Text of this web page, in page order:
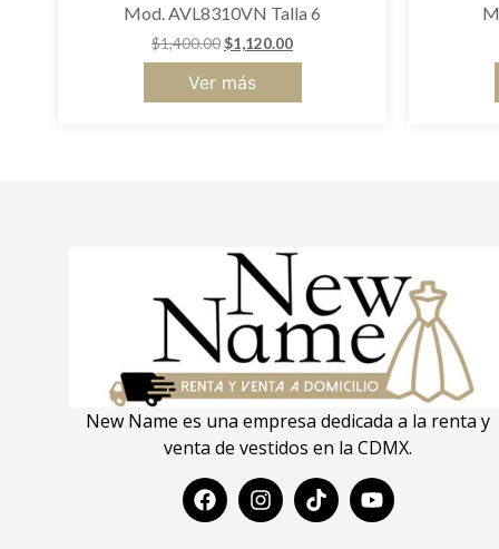
Mod. AVL8310VN Talla 6
$1,400.00$1,120.00
Ver más
New Name es una empresa dedicada a la renta y
venta de vestidos en la CDMX.